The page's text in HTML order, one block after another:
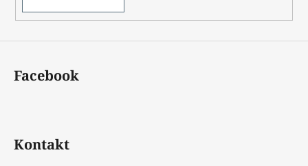
Facebook
Kontakt